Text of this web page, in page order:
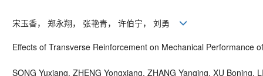
宋玉香， 郑永翔， 张艳青， 许伯宁， 刘勇
Effects of Transverse Reinforcement on Mechanical Performance
SONG Yuxiang, ZHENG Yongxiang, ZHANG Yanqing, XU Boning,